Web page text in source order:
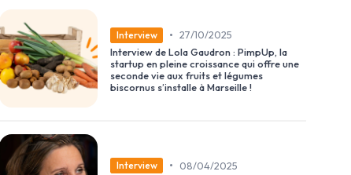
Interview • 27/10/2025
Interview de Lola Gaudron : PimpUp, la
startup en pleine croissance qui offre une
seconde vie aux fruits et légumes
biscornus s’installe à Marseille !
Interview •
08/04/2025